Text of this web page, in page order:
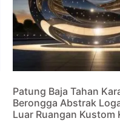
Patung Baja Tahan
Berongga Abstrak
Luar Ruangan Kustom